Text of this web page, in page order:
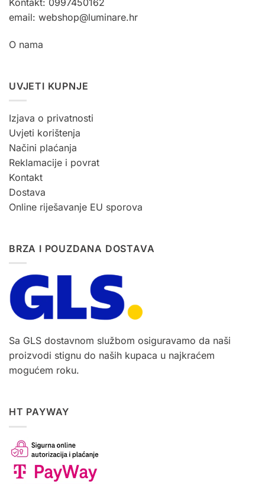
email: webshop@luminare.hr
O nama
UVJETI KUPNJE
Izjava o privatnosti
Uvjeti korištenja
Načini plaćanja
Reklamacije i povrat
Kontakt
Dostava
Online riješavanje EU sporova
BRZA I POUZDANA DOSTAVA
Sa GLS dostavnom službom osiguravamo da naši
proizvodi stignu do naših kupaca u najkraćem
mogućem roku.
HT PAYWAY